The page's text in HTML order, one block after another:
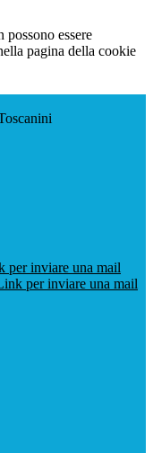
essere
pagina della cookie
per inviare una mail
per inviare una mail